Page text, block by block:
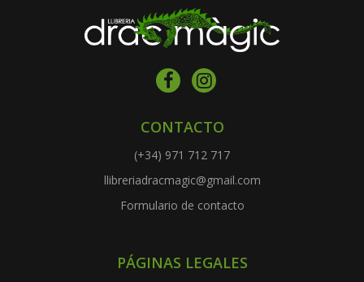
CONTACTO
(+34) 971 712 717
llibreriadracmagic@gmail.com
Formulario de contacto
PÁGINAS LEGALES